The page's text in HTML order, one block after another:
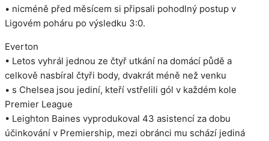
• nicméně před měsícem si připsali pohodlný postup v
Ligovém poháru po výsledku 3:0.
Everton
• Letos vyhrál jednou ze čtyř utkání na domácí půdě a
celkově nasbíral čtyři body, dvakrát méně než venku
• s Chelsea jsou jediní, kteří vstřelili gól v každém kole
Premier League
• Leighton Baines vyprodukoval 43 asistencí za dobu
účinkování v Premiership, mezi obránci mu schází jediná